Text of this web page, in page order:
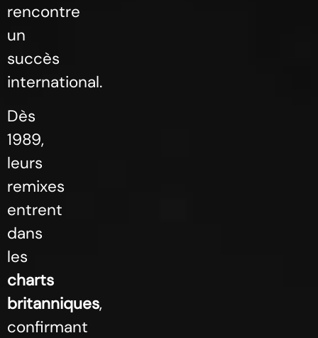
rencontre
un
succès
international.
Dès
1989,
leurs
remixes
entrent
dans
les
charts
britanniques,
confirmant